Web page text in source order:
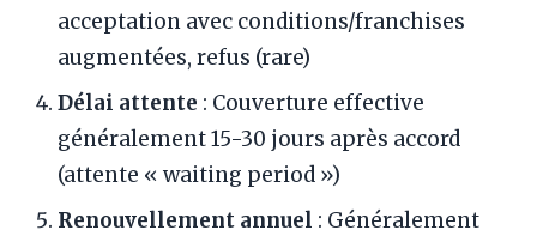
acceptation avec conditions/franchises
augmentées, refus (rare)
Délai attente : Couverture effective
généralement 15-30 jours après accord
(attente « waiting period »)
Renouvellement annuel : Généralement